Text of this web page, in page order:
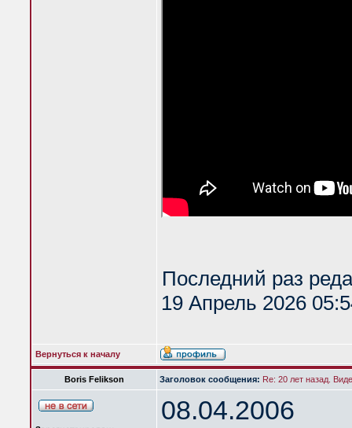
Последний раз
19 Апрель 2026
Вернуться к началу
Boris Felikson Заголовок сообщения: Re: 20 лет назад.
08.04.2006